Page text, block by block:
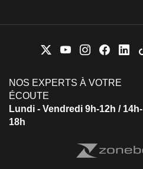
NOS EXPERTS À VOTRE
ÉCOUTE
Lundi - Vendredi 9h-12h / 14h-
18h